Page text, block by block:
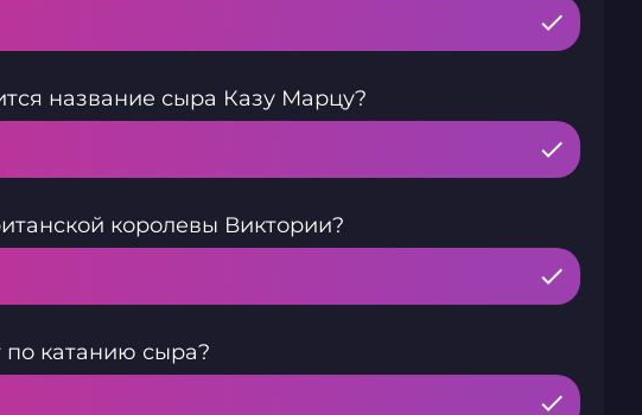
название сыра Казу Марцу?
королевы Виктории?
по катанию сыра?